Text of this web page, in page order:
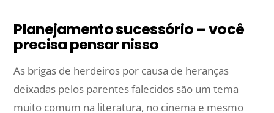
Planejamento sucessório – você
precisa pensar nisso
As brigas de herdeiros por causa de heranças
deixadas pelos parentes falecidos são um tema
muito comum na literatura, no cinema e mesmo